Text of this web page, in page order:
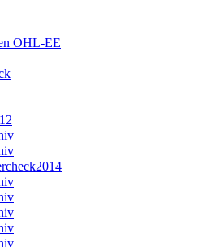
OHL-EE